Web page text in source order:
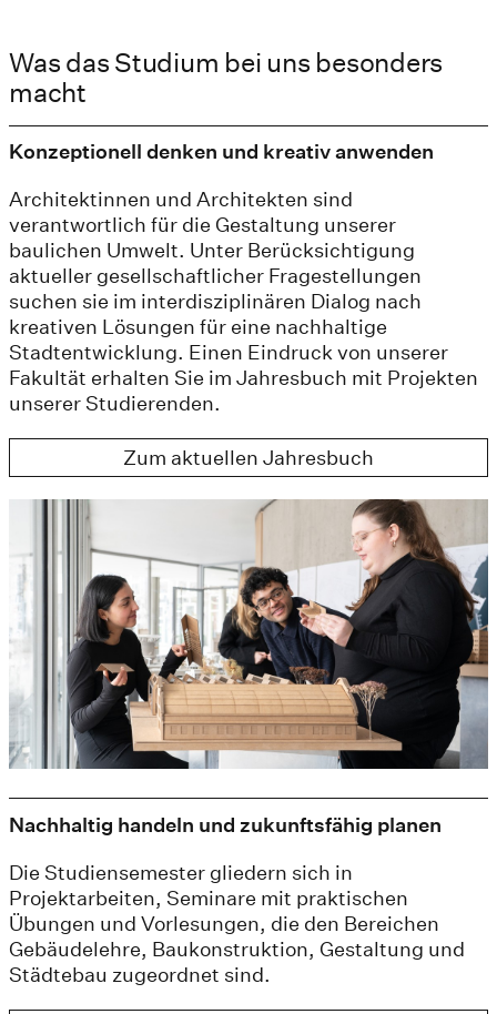
Was das Studium bei uns besonders
macht
Konzeptionell denken und kreativ anwenden
Architektinnen und Architekten sind
verantwortlich für die Gestaltung unserer
baulichen Umwelt. Unter Berücksichtigung
aktueller gesellschaftlicher Fragestellungen
suchen sie im interdisziplinären Dialog nach
kreativen Lösungen für eine nachhaltige
Stadtentwicklung. Einen Eindruck von unserer
Fakultät erhalten Sie im Jahresbuch mit Projekten
unserer Studierenden.
Zum aktuellen Jahresbuch
Nachhaltig handeln und zukunftsfähig planen
Die Studiensemester gliedern sich in
Projektarbeiten, Seminare mit praktischen
Übungen und Vorlesungen, die den Bereichen
Gebäudelehre, Baukonstruktion, Gestaltung und
Städtebau zugeordnet sind.